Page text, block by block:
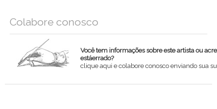
Colabore conosco
Você tem informações sobre este artista ou
estáerrado?
clique aqui e colabore conosco enviando sua